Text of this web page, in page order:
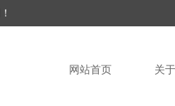
网站首页 关